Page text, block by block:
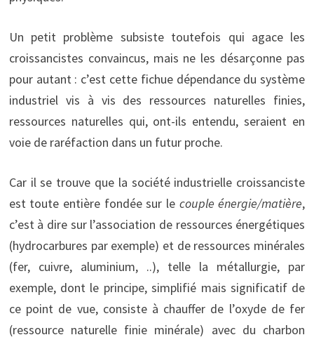
Un petit problème subsiste toutefois qui agace les
croissancistes convaincus, mais ne les désarçonne pas
pour autant : c’est cette fichue dépendance du système
industriel vis à vis des ressources naturelles finies,
ressources naturelles qui, ont-ils entendu, seraient en
voie de raréfaction dans un futur proche.
Car il se trouve que la société industrielle croissanciste
est toute entière fondée sur le couple énergie/matière,
c’est à dire sur l’association de ressources énergétiques
(hydrocarbures par exemple) et de ressources minérales
(fer, cuivre, aluminium, ..), telle la métallurgie, par
exemple, dont le principe, simplifié mais significatif de
ce point de vue, consiste à chauffer de l’oxyde de fer
(ressource naturelle finie minérale) avec du charbon